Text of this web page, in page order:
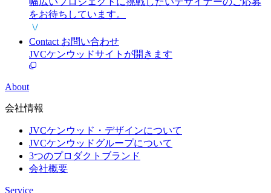
Recruit
幅広いプロジェクトに挑戦したいデザイナーのご応募
をお待ちしています。
About
会社情報
JVCケンウッド・デザインについて
JVCケンウッドグループについて